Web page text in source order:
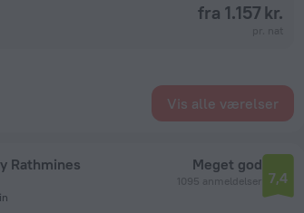
fra 1.157 kr.
Vis alle værelser
Rathmines Meget god
1095 anmeldelser 7,4